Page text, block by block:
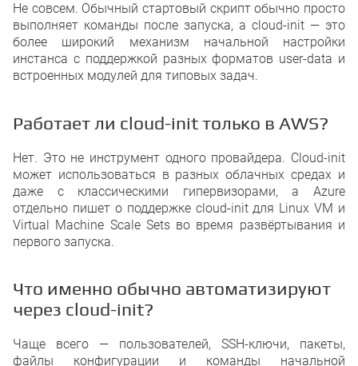
Не совсем. Обычный стартовый скрипт обычно просто
выполняет команды после запуска, а cloud-init — это
более широкий механизм начальной настройки
инстанса с поддержкой разных форматов user-data и
встроенных модулей для типовых задач.
Работает ли cloud-init только в AWS?
Нет. Это не инструмент одного провайдера. Cloud-init
может использоваться в разных облачных средах и
даже с классическими гипервизорами, а Azure
отдельно пишет о поддержке cloud-init для Linux VM и
Virtual Machine Scale Sets во время развёртывания и
первого запуска.
Что именно обычно автоматизируют
через cloud-init?
Чаще всего — пользователей, SSH-ключи, пакеты,
файлы конфигурации и команды начальной